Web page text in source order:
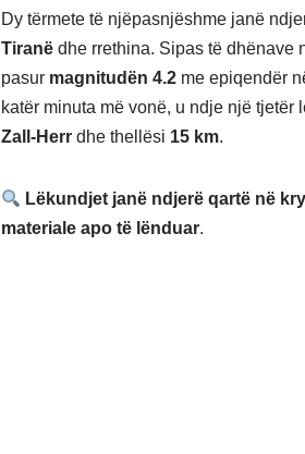
Dy tërmete të njëpasnjëshme janë
Tiranë dhe rrethina. Sipas të dhënave
pasur magnitudën 4.2 me epiqendër
katër minuta më vonë, u ndje një tjetër
Zall-Herr dhe thellësi 15 km.
Lëkundjet janë ndjerë qartë në
materiale apo të lënduar.